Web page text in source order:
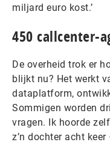
miljard euro kost.’
450 callcenter-
De overheid trok er
blijkt nu? Het werkt
dataplatform,
Sommigen worden
vragen. Ik hoorde
z’n dochter acht